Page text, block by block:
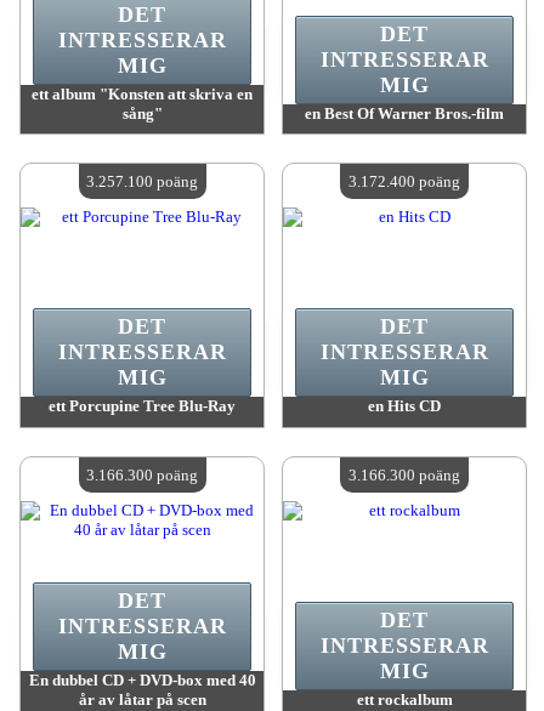
ett album "Konsten att skriva en
sång"
Antal tillgängliga:4
DET
INTRESSERAR
MIG
en Best Of Warner Bros.-film
Antal tillgängliga:4
DET
INTRESSERAR
MIG
ett Porcupine Tree Blu-Ray
Antal tillgängliga:4
DET
INTRESSERAR
MIG
3.257.100 poäng
en Hits CD
Antal tillgängliga:4
DET
INTRESSERAR
MIG
3.172.400 poäng
En dubbel CD + DVD-box med 40
år av låtar på scen
DET
INTRESSERAR
MIG
3.166.300 poäng
ett rockalbum
DET
INTRESSERAR
MIG
3.166.300 poäng